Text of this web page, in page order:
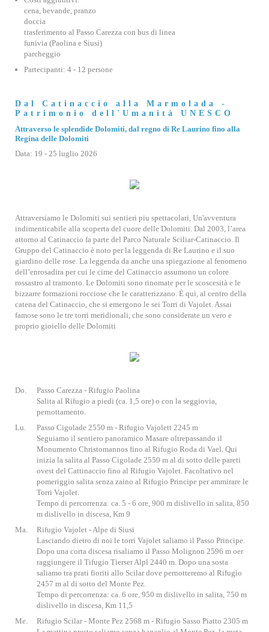
cena, bevande, pranzo
doccia
trasferimento al Passo Carezza con bus di linea
funivia (Paolina e Siusi)
parcheggio
Partecipanti: 4 - 12 persone
Dal Catinaccio alla Marmolada -
Patrimonio dell'Umanità UNESCO
Attraverso le splendide Dolomiti, dal regno di Re Laurino fino alla
Regina delle Dolomiti
Data: 19 - 25 luglio 2026
Attraversiamo le Dolomiti sui sentieri piu spettacolari, Un'avventura
indimenticabile alla scoperta del cuore delle Dolomiti. Dal 2003, l’area
attorno al Catinaccio fa parte del Parco Naturale Sciliar-Catinaccio. Il
Gruppo del Catinaccio è noto per la leggenda di Re Laurino e il suo
giardino delle rose. La leggenda da anche una spiegazione al fenomeno
dell’enrosadira per cui le cime del Catinaccio assumono un colore
rossastro al tramonto. Le Dolomiti sono rinomate per le scoscesità e le
bizzarre formazioni rocciose che le caratterizzano. È qui, al centro della
catena del Catinaccio, che si emergono le sei Torri di Vajolet. Assai
famose sono le tre torri meridionali, che sono considerate un vero e
proprio gioiello delle Dolomiti
Do.
Passo Carezza - Rifugio Paolina
Salita al Rifugio a piedi (ca. 1,5 ore) o con la seggiovia,
pernottamento.
Lu. Passo Cigolade 2550 m - Rifugio Vajolett 2245 m
Seguiamo il sentiero panoramico Masare oltrepassando il
Monumento Christomannos fino al Rifugio Roda di Vael. Qui
inizia la salita al Passo Cigolade 2550 m al di sotto delle pareti
ovest del Cattinaccio fino al Rifugio Vajolet. Facoltativo nel
pomeriggio salita senza zaino al Rifugio Principe per ammirare le
Torri Vajolet.
Tempo di percorrenza: ca. 5 - 6 ore, 900 m dislivello in salita, 850
m dislivello in discesa, Km 9
Ma.
Rifugio Vajolet - Alpe di Siusi
Lasciando dietro di noi le torri Vajolet saliamo il Passo Principe.
Dopo una corta discesa risaliamo il Passo Molignon 2596 m oer
raggiungere il Tifugio Tierser Alpl 2440 m. Dopo una sosta
saliamo tra prati fioriti allo Scilar dove pernotteremo al Rifugio
2457 m al di sotto del Monte Pez.
Tempo di percorrenza: ca. 6 ore, 950 m dislivello in salita, 750 m
dislivello in discesa, Km 11,5
Me.
Rifugio Scilar - Monte Pez 2568 m - Rifugio Sasso Piatto 2305 m